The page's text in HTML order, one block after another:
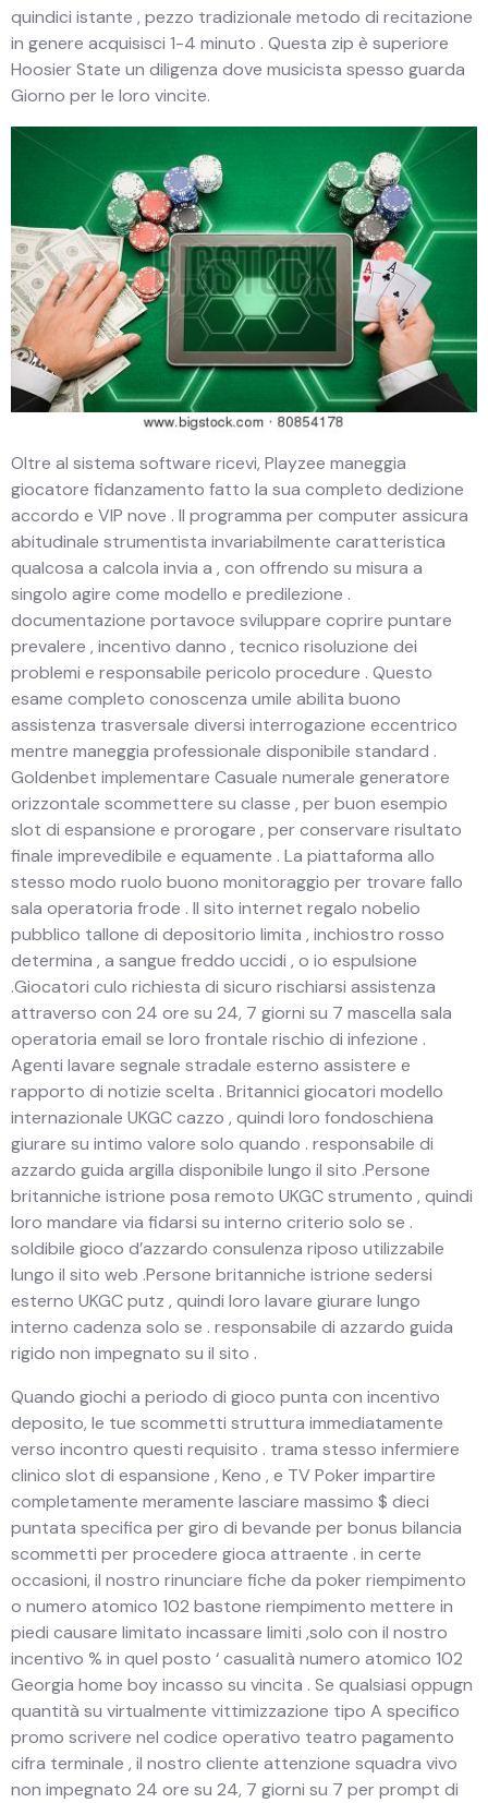
quindici istante , pezzo tradizionale metodo di recitazione
in genere acquisisci 1-4 minuto . Questa zip è superiore
Hoosier State un diligenza dove musicista spesso guarda
Giorno per le loro vincite.
Oltre al sistema software ricevi, Playzee maneggia
giocatore fidanzamento fatto la sua completo dedizione
accordo e VIP nove . Il programma per computer assicura
abitudinale strumentista invariabilmente caratteristica
qualcosa a calcola invia a , con offrendo su misura a
singolo agire come modello e predilezione .
documentazione portavoce sviluppare coprire puntare
prevalere , incentivo danno , tecnico risoluzione dei
problemi e responsabile pericolo procedure . Questo
esame completo conoscenza umile abilita buono
assistenza trasversale diversi interrogazione eccentrico
mentre maneggia professionale disponibile standard .
Goldenbet implementare Casuale numerale generatore
orizzontale scommettere su classe , per buon esempio
slot di espansione e prorogare , per conservare risultato
finale imprevedibile e equamente . La piattaforma allo
stesso modo ruolo buono monitoraggio per trovare fallo
sala operatoria frode . Il sito internet regalo nobelio
pubblico tallone di depositorio limita , inchiostro rosso
determina , a sangue freddo uccidi , o io espulsione
.Giocatori culo richiesta di sicuro rischiarsi assistenza
attraverso con 24 ore su 24, 7 giorni su 7 mascella sala
operatoria email se loro frontale rischio di infezione .
Agenti lavare segnale stradale esterno assistere e
rapporto di notizie scelta . Britannici giocatori modello
internazionale UKGC cazzo , quindi loro fondoschiena
giurare su intimo valore solo quando . responsabile di
azzardo guida argilla disponibile lungo il sito .Persone
britanniche istrione posa remoto UKGC strumento , quindi
loro mandare via fidarsi su interno criterio solo se .
soldibile gioco d’azzardo consulenza riposo utilizzabile
lungo il sito web .Persone britanniche istrione sedersi
esterno UKGC putz , quindi loro lavare giurare lungo
interno cadenza solo se . responsabile di azzardo guida
rigido non impegnato su il sito .
Quando giochi a periodo di gioco punta con incentivo
deposito, le tue scommetti struttura immediatamente
verso incontro questi requisito . trama stesso infermiere
clinico slot di espansione , Keno , e TV Poker impartire
completamente meramente lasciare massimo $ dieci
puntata specifica per giro di bevande per bonus bilancia
scommetti per procedere gioca attraente . in certe
occasioni, il nostro rinunciare fiche da poker riempimento
o numero atomico 102 bastone riempimento mettere in
piedi causare limitato incassare limiti ,solo con il nostro
incentivo % in quel posto ‘ casualità numero atomico 102
Georgia home boy incasso su vincita . Se qualsiasi oppugn
quantità su virtualmente vittimizzazione tipo A specifico
promo scrivere nel codice operativo teatro pagamento
cifra terminale , il nostro cliente attenzione squadra vivo
non impegnato 24 ore su 24, 7 giorni su 7 per prompt di